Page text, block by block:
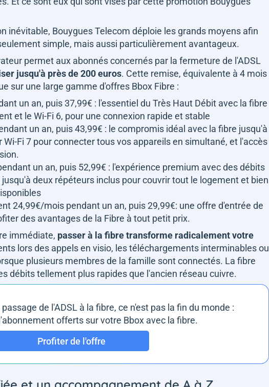
inévitable, Bouygues Telecom déploie les grands moyens afin
simple, mais aussi particulièrement avantageux.
permet aux abonnés concernés par la fermeture de l'ADSL
jusqu'à près de 200 euros. Cette remise, équivalente à 4 mois
sur une large gamme d'offres Bbox Fibre :
un an, puis 37,99€ : l'essentiel du Très Haut Débit avec la fibre
et le Wi-Fi 6, pour une connexion rapide et stable
un an, puis 43,99€ : le compromis idéal avec la fibre jusqu'à
Wi-Fi 7 pour connecter tous vos appareils en simultané, et l'accès
un an, puis 52,99€ : l'expérience premium avec des débits
jusqu'à deux répéteurs inclus pour couvrir tout le logement et bien
24,99€/mois pendant un an, puis 29,99€: une offre d'entrée de
des avantages de la Fibre à tout petit prix.
immédiate, passer à la fibre transforme radicalement votre
lors des appels en visio, les téléchargements interminables ou
plusieurs membres de la famille sont connectés. La fibre
débits tellement plus rapides que l'ancien réseau cuivre.
de l'ADSL à la fibre, ce n'est pas la fin du monde :
offerts sur votre Bbox avec la fibre.
Profiter de l'offre